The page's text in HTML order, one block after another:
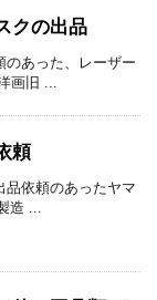
クの出品
のあった、レーザー
画旧 ...
頼
品依頼のあったヤマ
造 ...